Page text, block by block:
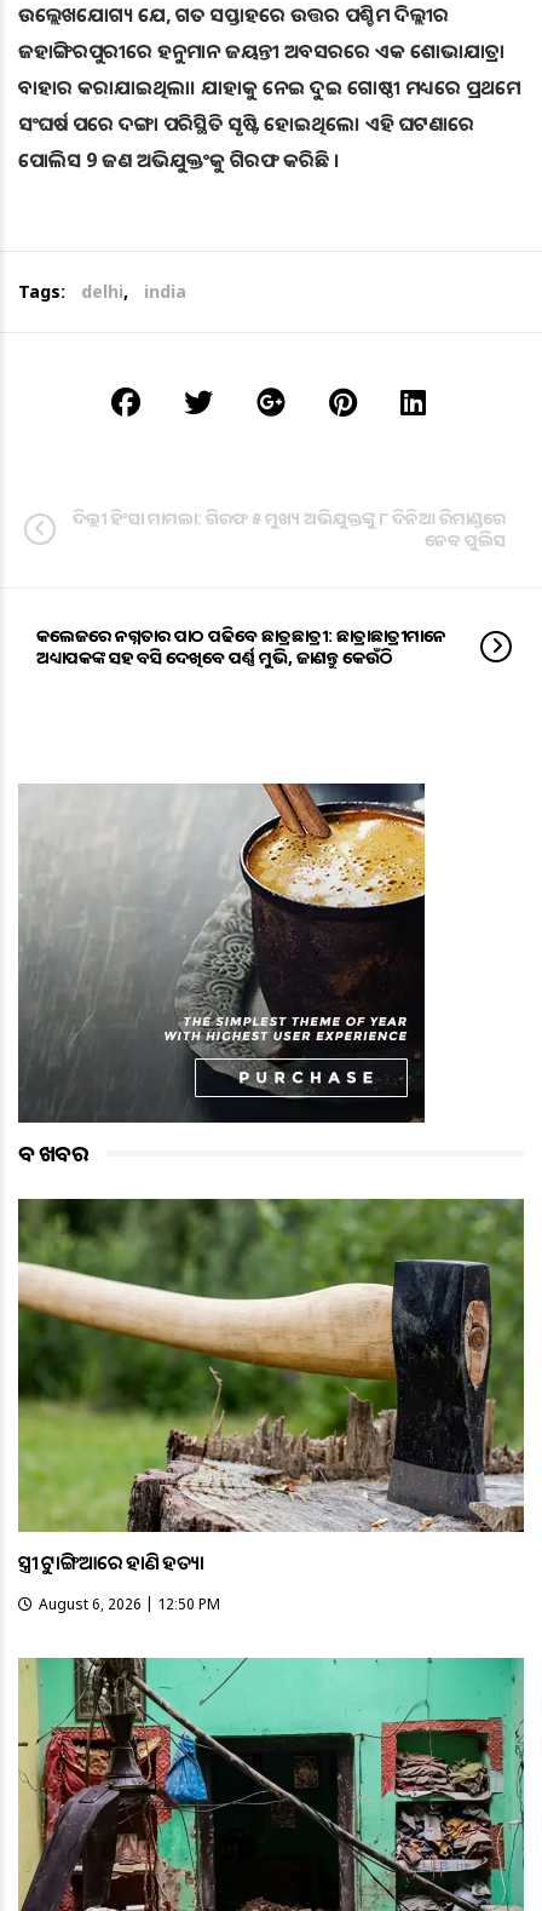
ଉଲ୍ଲେଖଯୋଗ୍ୟ ଯେ, ଗତ ସପ୍ତାହରେ ଉତ୍ତର ପଶ୍ଚିମ ଦିଲ୍ଲୀର
ଜହାଙ୍ଗିରପୁରୀରେ ହନୁମାନ ଜୟନ୍ତୀ ଅବସରରେ ଏକ ଶୋଭାଯାତ୍ରା
ବାହାର କରାଯାଇଥିଲା। ଯାହାକୁ ନେଇ ଦୁଇ ଗୋଷ୍ଠୀ ମଧ୍ୟରେ ପ୍ରଥମେ
ସଂଘର୍ଷ ପରେ ଦଙ୍ଗା ପରିସ୍ଥିତି ସୃଷ୍ଟି ହୋଇଥିଲେ। ଏହି ଘଟଣାରେ
ପୋଲିସ 9 ଜଣ ଅଭିଯୁକ୍ତଂକୁ ଗିରଫ କରିଛି ।
Tags: delhi, india
ଦିଲ୍ଲୀ ହିଂସା ମାମଲା: ଗିରଫ ୫ ମୁଖ୍ୟ ଅଭିଯୁକ୍ତଙ୍କୁ ୮ ଦିନିଆ ରିମାଣ୍ଡରେ
ନେବ ପୁଲିସ
କଲେଜରେ ନଗ୍ନତାର ପାଠ ପଢିବେ ଛାତ୍ରଛାତ୍ରୀ: ଛାତ୍ରାଛାତ୍ରୀମାନେ
ଅଧ୍ୟାପକଙ୍କ ସହ ବସି ଦେଖିବେ ପର୍ଣ୍ଣ ମୁଭି, ଜାଣନ୍ତୁ କେଉଁଠି
ବଡ ଖବର
ସ୍ତ୍ରୀକୁ ଟାଙ୍ଗିଆରେ ହାଣି ହତ୍ୟା
August 6, 2026 | 12:50 PM